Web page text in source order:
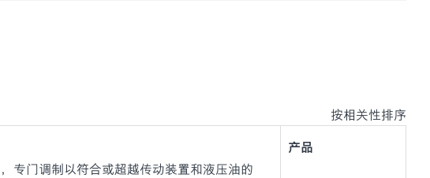
按相关性排序
专门调制以符合或超越传动装置和液压油的
产品